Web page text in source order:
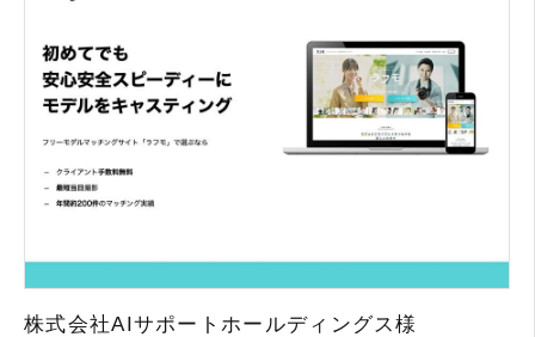
株式会社AIサポートホールディングス様